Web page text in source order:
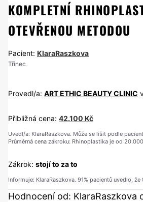
KOMPLETNÍ
OTEVŘENOU METODOU
Pacient: KlaraRaszkova
Třinec
Provedl/a: ART ETHIC BEAUTY CLINIC
Přibližná cena: 42.100 Kč
Uvedl/a: KlaraRaszkova. Může se lišit podle
Průměrná cena zákroku: Rhinoplastika je od
Zákrok: stojí to za to
Informuje: KlaraRaszkova. 91% pacientů uvedlo,
Hodnocení od: KlaraRaszkova